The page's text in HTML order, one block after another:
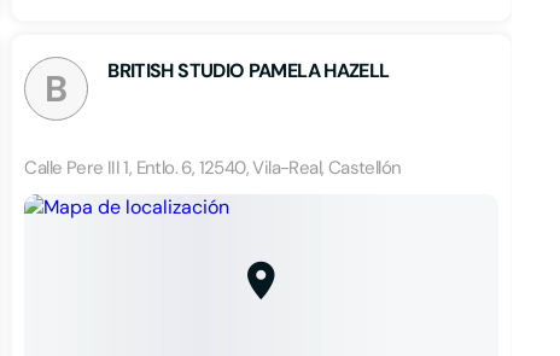
B BRITISH STUDIO PAMELA HAZELL
Calle Pere III 1, Entlo. 6, 12540, Vila-Real, Castellón